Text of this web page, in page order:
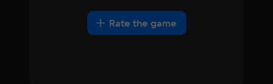
Rate the game